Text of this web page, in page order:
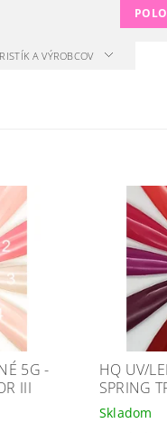
A VÝROBCOV
5G -
III
HQ UV/
SPRING
Skladom